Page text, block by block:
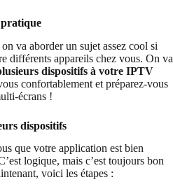
pratique
va aborder un sujet assez cool si
différents appareils chez vous. On va
dispositifs à votre IPTV
confortablement et préparez-vous
écrans !
dispositifs
que votre application est bien
logique, mais c’est toujours bon
voici les étapes :